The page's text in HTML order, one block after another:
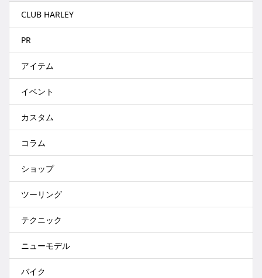
CLUB HARLEY
PR
アイテム
イベント
カスタム
コラム
ショップ
ツーリング
テクニック
ニューモデル
バイク